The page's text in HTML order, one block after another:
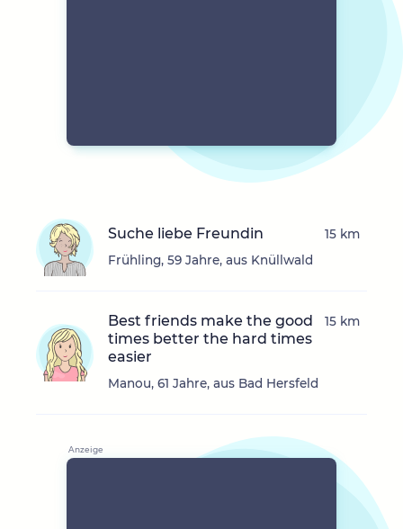
Suche liebe Freundin
Frühling, 59 Jahre, aus Knüllwald
15 km
Best friends make the good
times better the hard times
easier
Manou, 61 Jahre, aus Bad Hersfeld
15 km